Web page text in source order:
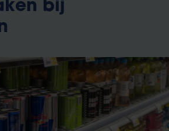
bij